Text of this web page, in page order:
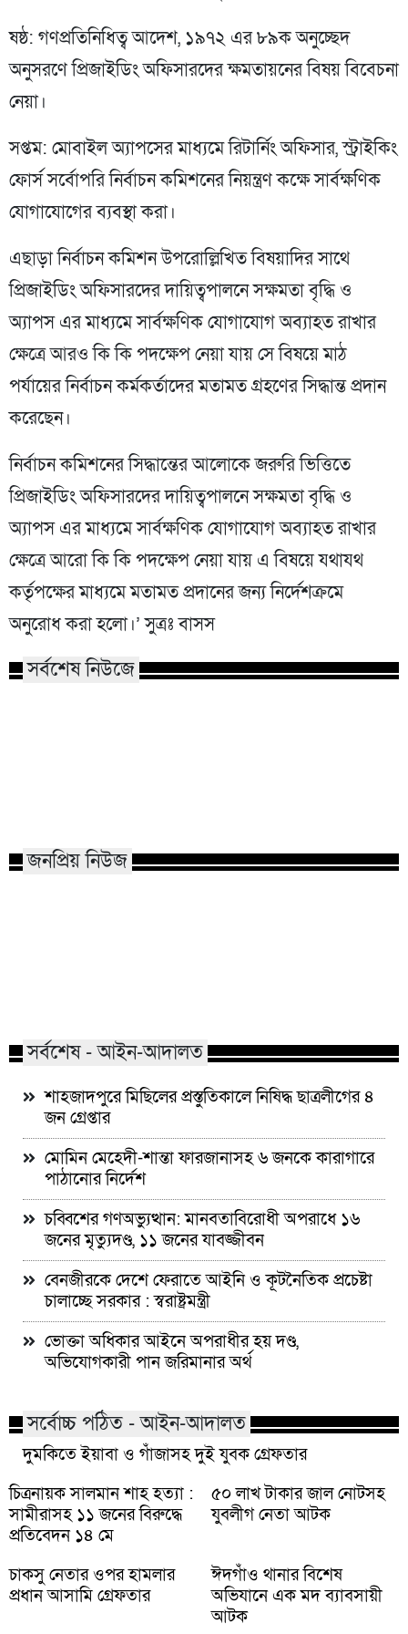
ষষ্ঠ: গণপ্রতিনিধিত্ব আদেশ, ১৯৭২ এর ৮৯ক অনুচ্ছেদ
অনুসরণে প্রিজাইডিং অফিসারদের ক্ষমতায়নের বিষয় বিবেচনা
নেয়া।
সপ্তম: মোবাইল অ্যাপসের মাধ্যমে রিটার্নিং অফিসার, স্ট্রাইকিং
ফোর্স সর্বোপরি নির্বাচন কমিশনের নিয়ন্ত্রণ কক্ষে সার্বক্ষণিক
যোগাযোগের ব্যবস্থা করা।
এছাড়া নির্বাচন কমিশন উপরোল্লিখিত বিষয়াদির সাথে
প্রিজাইডিং অফিসারদের দায়িত্বপালনে সক্ষমতা বৃদ্ধি ও
অ্যাপস এর মাধ্যমে সার্বক্ষণিক যোগাযোগ অব্যাহত রাখার
ক্ষেত্রে আরও কি কি পদক্ষেপ নেয়া যায় সে বিষয়ে মাঠ
পর্যায়ের নির্বাচন কর্মকর্তাদের মতামত গ্রহণের সিদ্ধান্ত প্রদান
করেছেন।
নির্বাচন কমিশনের সিদ্ধান্তের আলোকে জরুরি ভিত্তিতে
প্রিজাইডিং অফিসারদের দায়িত্বপালনে সক্ষমতা বৃদ্ধি ও
অ্যাপস এর মাধ্যমে সার্বক্ষণিক যোগাযোগ অব্যাহত রাখার
ক্ষেত্রে আরো কি কি পদক্ষেপ নেয়া যায় এ বিষয়ে যথাযথ
কর্তৃপক্ষের মাধ্যমে মতামত প্রদানের জন্য নির্দেশক্রমে
অনুরোধ করা হলো।’ সুত্রঃ বাসস
সর্বশেষ নিউজে
জনপ্রিয় নিউজ
সর্বশেষ - আইন-আদালত
শাহজাদপুরে মিছিলের প্রস্তুতিকালে নিষিদ্ধ ছাত্রলীগের ৪
জন গ্রেপ্তার
মোমিন মেহেদী-শান্তা ফারজানাসহ ৬ জনকে কারাগারে
পাঠানোর নির্দেশ
চব্বিশের গণঅভ্যুত্থান: মানবতাবিরোধী অপরাধে ১৬
জনের মৃত্যুদণ্ড, ১১ জনের যাবজ্জীবন
বেনজীরকে দেশে ফেরাতে আইনি ও কূটনৈতিক প্রচেষ্টা
চালাচ্ছে সরকার : স্বরাষ্ট্রমন্ত্রী
ভোক্তা অধিকার আইনে অপরাধীর হয় দণ্ড,
অভিযোগকারী পান জরিমানার অর্থ
সর্বোচ্চ পঠিত - আইন-আদালত
দুমকিতে ইয়াবা ও গাঁজাসহ দুই যুবক গ্রেফতার
চিত্রনায়ক সালমান শাহ হত্যা :
সামীরাসহ ১১ জনের বিরুদ্ধে
প্রতিবেদন ১৪ মে
৫০ লাখ টাকার জাল নোটসহ
যুবলীগ নেতা আটক
চাকসু নেতার ওপর হামলার
প্রধান আসামি গ্রেফতার
ঈদগাঁও থানার বিশেষ
অভিযানে এক মদ ব্যাবসায়ী
আটক